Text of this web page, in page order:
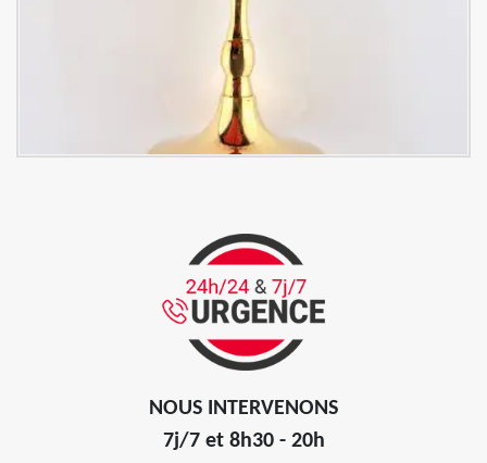
NOUS INTERVENONS
7j/7 et 8h30 - 20h